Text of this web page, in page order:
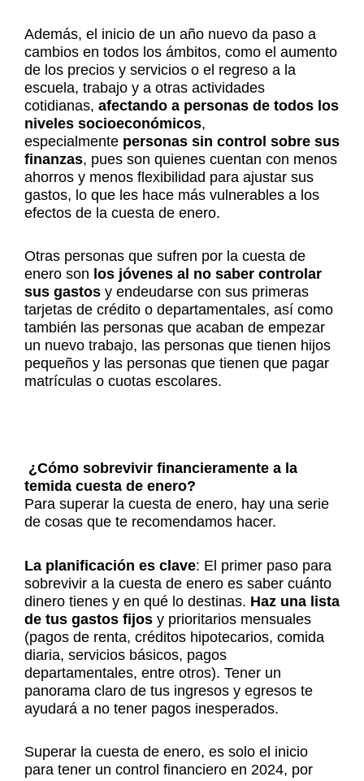
Además, el inicio de un año nuevo da paso a
cambios en todos los ámbitos, como el aumento
de los precios y servicios o el regreso a la
escuela, trabajo y a otras actividades
cotidianas, afectando a personas de todos los
niveles socioeconómicos,
especialmente personas sin control sobre sus
finanzas, pues son quienes cuentan con menos
ahorros y menos flexibilidad para ajustar sus
gastos, lo que les hace más vulnerables a los
efectos de la cuesta de enero.
Otras personas que sufren por la cuesta de
enero son los jóvenes al no saber controlar
sus gastos y endeudarse con sus primeras
tarjetas de crédito o departamentales, así como
también las personas que acaban de empezar
un nuevo trabajo, las personas que tienen hijos
pequeños y las personas que tienen que pagar
matrículas o cuotas escolares.
¿Cómo sobrevivir financieramente a la
temida cuesta de enero?
Para superar la cuesta de enero, hay una serie
de cosas que te recomendamos hacer.
La planificación es clave: El primer paso para
sobrevivir a la cuesta de enero es saber cuánto
dinero tienes y en qué lo destinas. Haz una lista
de tus gastos fijos y prioritarios mensuales
(pagos de renta, créditos hipotecarios, comida
diaria, servicios básicos, pagos
departamentales, entre otros). Tener un
panorama claro de tus ingresos y egresos te
ayudará a no tener pagos inesperados.
Superar la cuesta de enero, es solo el inicio
para tener un control financiero en 2024, por